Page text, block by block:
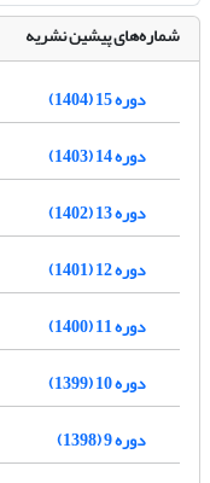
شماره‌های پیشین نشریه
دوره 15 (1404)
دوره 14 (1403)
دوره 13 (1402)
دوره 12 (1401)
دوره 11 (1400)
دوره 10 (1399)
دوره 9 (1398)